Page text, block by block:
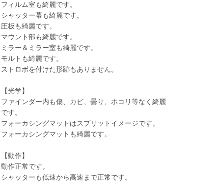
フィルム室も綺麗です。
シャッター幕も綺麗です。
圧板も綺麗です。
マウント部も綺麗です。
ミラー＆ミラー室も綺麗です。
モルトも綺麗です。
ストロボを付けた形跡もありません。
【光学】
ファインダー内も傷、カビ、曇り、ホコリ等なく綺麗
です。
フォーカシングマットはスプリットイメージです。
フォーカシングマットも綺麗です。
【動作】
動作正常です。
シャッターも低速から高速まで正常です。